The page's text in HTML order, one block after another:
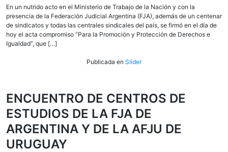
FIRMÓ
ACTA
COMPROMISO
POR
Y
En un nutrido acto en el Ministerio de Trabajo de la Nación y con la
presencia de la Federación Judicial Argentina (FJA), además de un centenar
de sindicatos y todas las centrales sindicales del país, se firmó en el día de
hoy el acta compromiso “Para la Promoción y Protección de Derechos e
Igualdad”, que […]
Publicada en Slider
ENCUENTRO DE CENTROS DE
ESTUDIOS DE LA FJA DE
ARGENTINA Y DE LA AFJU DE
URUGUAY